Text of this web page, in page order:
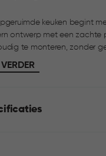
keuken begint
ontwerp met een zachte parelfinish
te monteren, zonder
uit het zicht. Dankzij de
door antislipvoetjes.
VERDER